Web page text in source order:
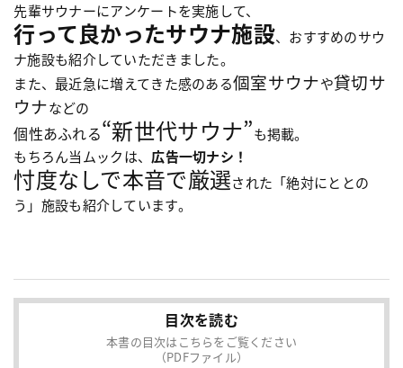
先輩サウナーにアンケートを実施して、
行って良かったサウナ施設、おすすめのサウ
ナ施設も紹介していただきました。
また、最近急に増えてきた感のある個室サウナや貸切サ
ウナなどの
個性あふれる“新世代サウナ”も掲載。
もちろん当ムックは、広告一切ナシ！
忖度なしで本音で厳選された「絶対にととの
う」施設も紹介しています。
目次を読む
本書の目次はこちらをご覧ください
（PDFファイル）